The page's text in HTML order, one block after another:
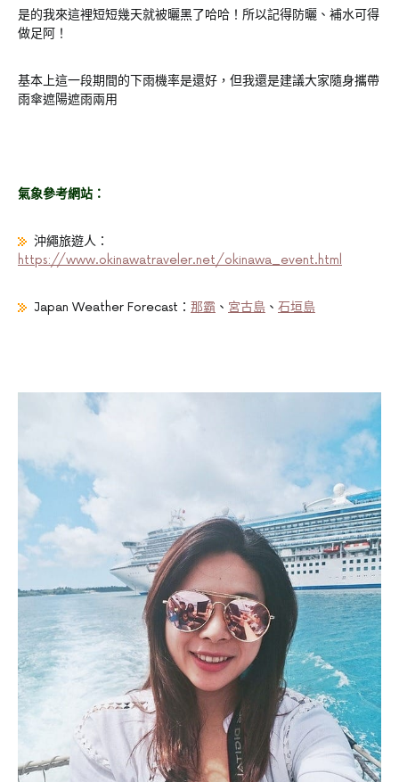
是的我來這裡短短幾天就被曬黑了哈哈！所以記得防曬、補水可得
做足阿！
基本上這一段期間的下雨機率是還好，但我還是建議大家隨身攜帶
雨傘遮陽遮雨兩用
氣象參考網站：
沖繩旅遊人：
https://www.okinawatraveler.net/okinawa_event.html
Japan Weather Forecast： 那霸 、 宮古島 、 石垣島